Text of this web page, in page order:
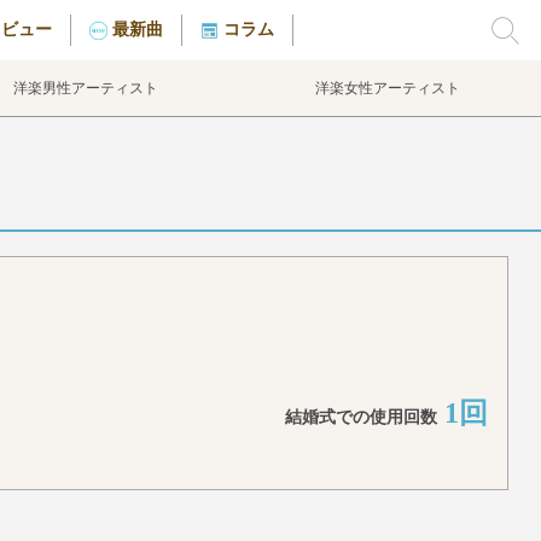
ュー 最新曲 コラム
洋楽男性アーティスト 洋楽女性アーティスト
結婚式での使用回数 1回